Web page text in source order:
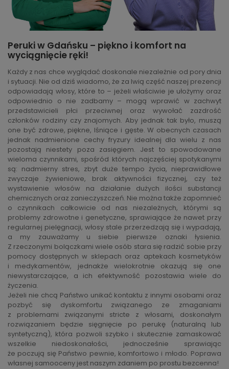
Peruki w Gdańsku – piękno i komfort na
wyciągnięcie ręki!
Każdy z nas chce wyglądać doskonale niezależnie od pory dnia
i sytuacji. Nie od dziś wiadomo, że za lwią część naszej prezencji
odpowiadają włosy, które to – jeżeli właściwie je ułożymy oraz
odpowiednio o nie zadbamy – mogą wprawić w zachwyt
przedstawicieli płci przeciwnej oraz wywołać zazdrość
członków rodziny czy znajomych. Aby jednak tak było, muszą
one być zdrowe, piękne, lśniące i gęste. W obecnych czasach
jednak nadmienione cechy fryzury idealnej dla wielu z nas
pozostają niestety poza zasięgiem. Jest to spowodowane
wieloma czynnikami, spośród których najczęściej spotykanymi
są: nadmierny stres, zbyt duże tempo życia, nieprawidłowe
zwyczaje żywieniowe, brak aktywności fizycznej, czy też
wystawienie włosów na działanie dużych ilości substancji
chemicznych oraz zanieczyszczeń. Nie można także zapomnieć
o czynnikach całkowicie od nas niezależnych, którymi są
problemy zdrowotne i genetyczne, sprawiające że nawet przy
regularnej pielęgnacji, włosy stale przerzedzają się i wypadają,
a my zauważamy u siebie pierwsze oznaki łysienia.
Z rzeczonymi bolączkami wiele osób stara się radzić sobie przy
pomocy dostępnych w sklepach oraz aptekach kosmetyków
i medykamentów, jednakże wielokrotnie okazują się one
niewystarczające, a ich efektywność pozostawia wiele do
życzenia.
Jeżeli nie chcą Państwo unikać kontaktu z innymi osobami oraz
pozbyć się dyskomfortu związanego ze zmaganiami
z problemami związanymi stricte z włosami, doskonałym
rozwiązaniem będzie sięgnięcie po perukę (naturalną lub
syntetyczną), która pozwoli szybko i skutecznie zamaskować
wszelkie niedoskonałości, jednocześnie sprawiając
że poczują się Państwo pewnie, komfortowo i młodo. Poprawa
własnej samooceny jest naszym zdaniem po prostu bezcenna!